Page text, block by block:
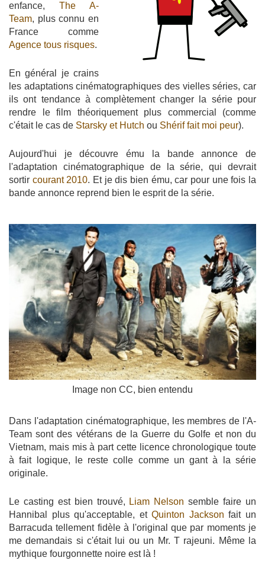
enfance, The A-
Team, plus connu en
France comme
Agence tous risques.
En général je crains
les adaptations cinématographiques des vielles séries, car
ils ont tendance à complètement changer la série pour
rendre le film théoriquement plus commercial (comme
c'était le cas de Starsky et Hutch ou Shérif fait moi peur).
Aujourd'hui je découvre ému la bande annonce de
l'adaptation cinématographique de la série, qui devrait
sortir courant 2010. Et je dis bien ému, car pour une fois la
bande annonce reprend bien le esprit de la série.
Image non CC, bien entendu
Dans l'adaptation cinématographique, les membres de l'A-
Team sont des vétérans de la Guerre du Golfe et non du
Vietnam, mais mis à part cette licence chronologique toute
à fait logique, le reste colle comme un gant à la série
originale.
Le casting est bien trouvé, Liam Nelson semble faire un
Hannibal plus qu'acceptable, etQuinton Jackson fait un
Barracuda tellement fidèle à l'original que par moments je
me demandais si c'était lui ou un Mr. T rajeuni. Même la
mythique fourgonnette noire est là !